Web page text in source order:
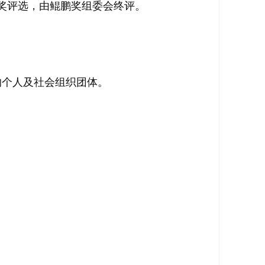
选，由鲲鹏奖组委会终评。
人及社会组织团体。